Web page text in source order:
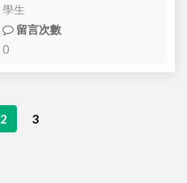
學生
留言次數
0
Page navigation
Current Page
2 Page
3